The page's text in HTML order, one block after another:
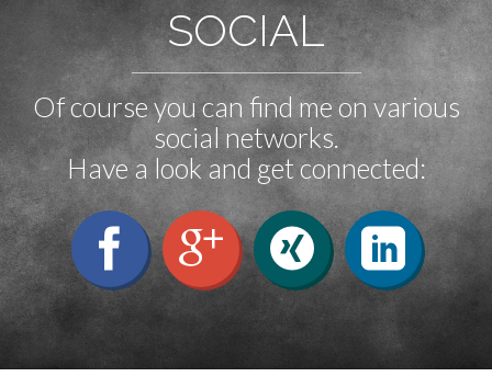
SOCIAL
Of course you can find me on various
social networks.
Have a look and get connected: